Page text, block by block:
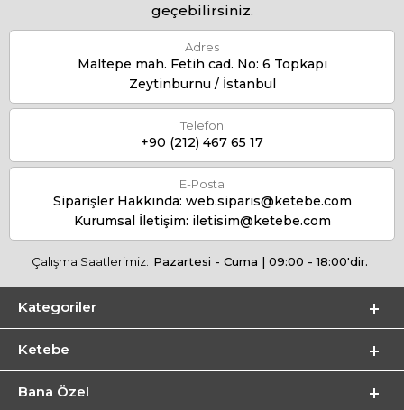
geçebilirsiniz.
Adres
Maltepe mah. Fetih cad. No: 6 Topkapı
Zeytinburnu / İstanbul
Telefon
+90 (212) 467 65 17
E-Posta
Siparişler Hakkında: web.siparis@ketebe.com
Kurumsal İletişim: iletisim@ketebe.com
Çalışma Saatlerimiz: Pazartesi - Cuma | 09:00 - 18:00'dir.
Kategoriler
Ketebe
Bana Özel